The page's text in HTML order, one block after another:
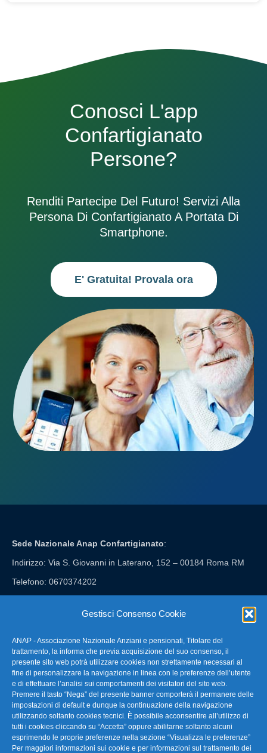
Gestisci Consenso Cookie
ANAP - Associazione Nazionale Anziani e pensionati, Titolare del
trattamento, la informa che previa acquisizione del suo consenso, il
presente sito web potrà utilizzare cookies non strettamente necessari al
fine di personalizzare la navigazione in linea con le preferenze dell’utente
e di effettuare l’analisi sui comportamenti dei visitatori del sito web.
Premere il tasto “Nega” del presente banner comporterà il permanere delle
impostazioni di default e dunque la continuazione della navigazione
utilizzando soltanto cookies tecnici. È possibile acconsentire all’utilizzo di
tutti i cookies cliccando su “Accetta” oppure abilitarne soltanto alcuni
esprimendo le proprie preferenze nella sezione “Visualizza le preferenze”
Per maggiori informazioni sui cookie e per informazioni sul trattamento dei
Conosci L'app
Confartigianato
Persone?
Renditi Partecipe Del Futuro! Servizi Alla
Persona Di Confartigianato A Portata Di
Smartphone.
E' Gratuita! Provala ora
Sede Nazionale Anap Confartigianato:
Indirizzo: Via S. Giovanni in Laterano, 152 – 00184 Roma RM
Telefono: 0670374202
FAQ – Domande Frequenti
La nostra Newsletter
Link Utili
TG Confartigianato